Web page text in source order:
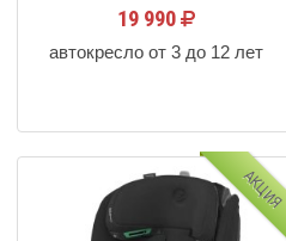
19 990
автокресло от 3 до 12 лет
АКЦИЯ